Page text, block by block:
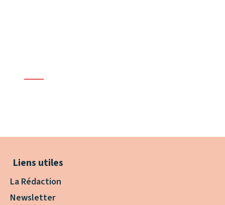
Liens utiles
La Rédaction
Newsletter